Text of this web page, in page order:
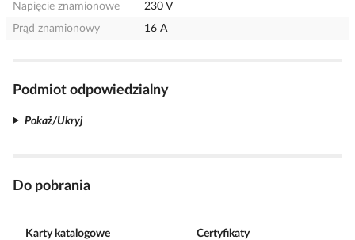
Napięcie znamionowe
230 V
Prąd znamionowy
16 A
Podmiot odpowiedzialny
Pokaż/Ukryj
Do pobrania
Karty katalogowe Certyfikaty